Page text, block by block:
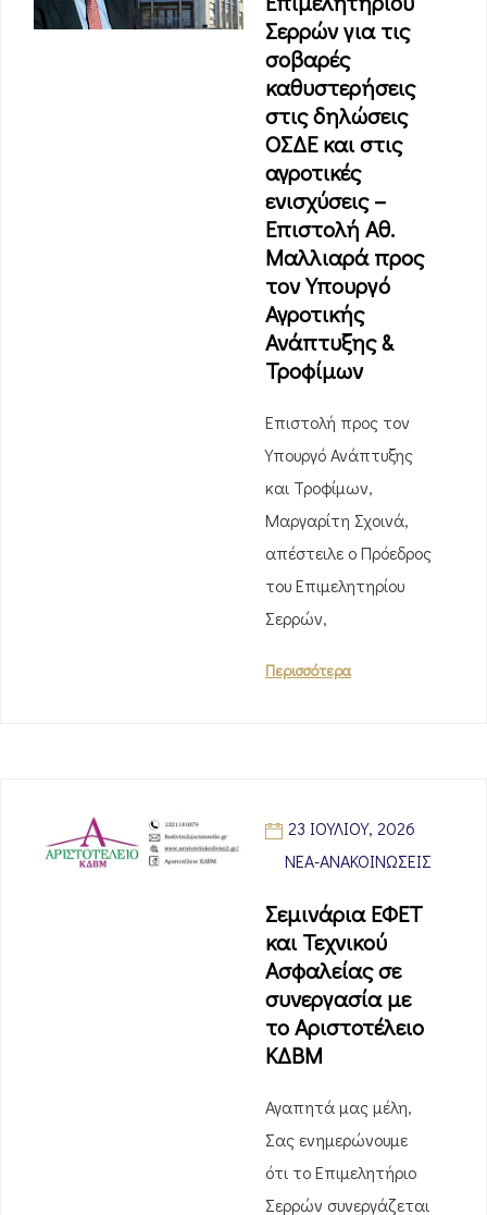
Σερρών για τις
σοβαρές
καθυστερήσεις
στις δηλώσεις
ΟΣΔΕ και στις
αγροτικές
ενισχύσεις –
Επιστολή Αθ.
Μαλλιαρά προς
τον Υπουργό
Αγροτικής
Ανάπτυξης &
Τροφίμων
Επιστολή προς τον
Υπουργό Ανάπτυξης
και Τροφίμων,
Μαργαρίτη Σχοινά,
απέστειλε ο Πρόεδρος
του Επιμελητηρίου
Σερρών,
Περισσότερα
23 ΙΟΥΛΊΟΥ, 2026
ΝΈΑ-ΑΝΑΚΟΙΝΏΣΕΙΣ
Σεμινάρια ΕΦΕΤ
και Τεχνικού
Ασφαλείας σε
συνεργασία με
το Αριστοτέλειο
ΚΔΒΜ
Αγαπητά μας μέλη,
Σας ενημερώνουμε
ότι το Επιμελητήριο
Σερρών συνεργάζεται